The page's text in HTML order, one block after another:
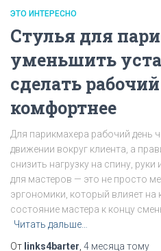
ЭТО ИНТЕРЕСНО
Стулья для
уменьшить
сделать
комфортнее
Для парикмахера рабочий день
движении вокруг клиента, а
снизить нагрузку на спину,
для мастеров — это не просто
эргономики, который влияет
состояние мастера к концу
Читать дальше…
От links4barter 4 месяца тому